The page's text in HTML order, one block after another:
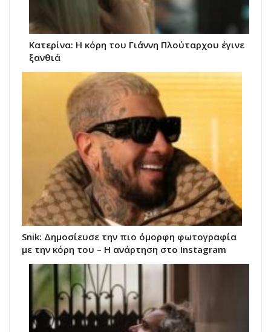
Κατερίνα: Η κόρη του Γιάννη Πλούταρχου έγινε
ξανθιά
Snik: Δημοσίευσε την πιο όμορφη φωτογραφία
με την κόρη του – Η ανάρτηση στο Instagram